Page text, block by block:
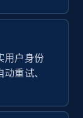
and
用户身份
重试、